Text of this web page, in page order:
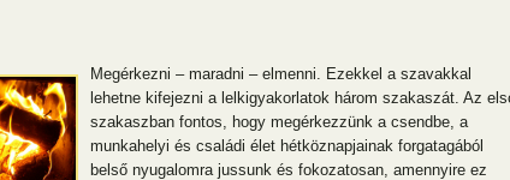
Megérkezni – maradni – elmenni. Ezekkel a szavakkal
lehetne kifejezni a lelkigyakorlatok három szakaszát. Az
szakaszban fontos, hogy megérkezzünk a csendbe, a
munkahelyi és családi élet hétköznapjainak forgatagából
belső nyugalomra jussunk és fokozatosan, amennyire ez